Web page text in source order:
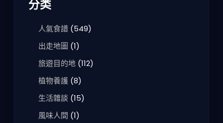
分类
人氣食譜(549)
出走地圖 (1)
旅遊目的地(112)
植物養護(8)
生活雜談 (15)
風味人間 (1)